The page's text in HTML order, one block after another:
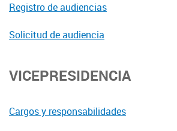
Registro de audiencias
Solicitud de audiencia
VICEPRESIDENCIA
Cargos y responsabilidades